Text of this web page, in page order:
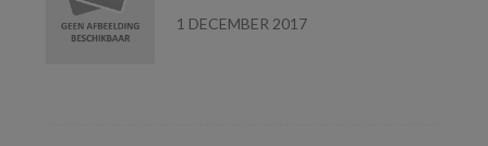
1 DECEMBER 2017